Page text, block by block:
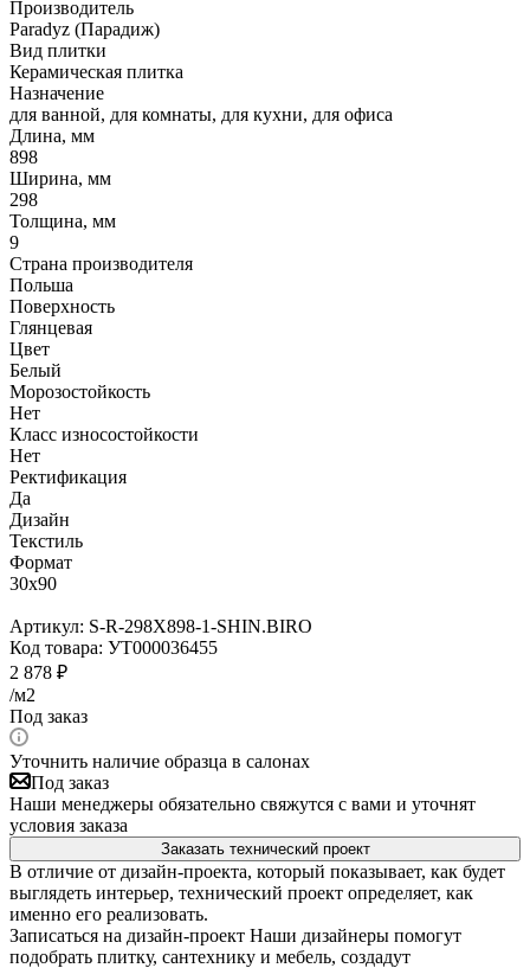
Производитель
Paradyz (Парадиж)
Вид плитки
Керамическая плитка
Назначение
для ванной, для комнаты, для кухни, для офиса
Длина, мм
898
Ширина, мм
298
Толщина, мм
9
Страна производителя
Польша
Поверхность
Глянцевая
Цвет
Белый
Морозостойкость
Нет
Класс износостойкости
Нет
Ректификация
Да
Дизайн
Текстиль
Формат
30x90
Артикул: S-R-298X898-1-SHIN.BIRO
Код товара: УТ000036455
2 878 ₽
/м2
Под заказ
Уточнить наличие образца в салонах
Под заказ
Наши менеджеры обязательно свяжутся с вами и уточнят
условия заказа
Заказать технический проект
В отличие от дизайн-проекта, который показывает, как будет
выглядеть интерьер, технический проект определяет, как
именно его реализовать.
Записаться на дизайн-проект Наши дизайнеры помогут
подобрать плитку, сантехнику и мебель, создадут